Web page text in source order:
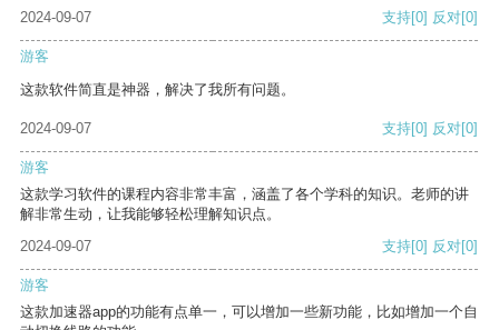
2024-09-07 支持[0] 反对[0]
游客
这款软件简直是神器，解决了我所有问题。
2024-09-07 支持[0] 反对[0]
游客
这款学习软件的课程内容非常丰富，涵盖了各个学科的知识。老师的讲
解非常生动，让我能够轻松理解知识点。
2024-09-07
支持[0] 反对[0]
游客
这款加速器app的功能有点单一，可以增加一些新功能，比如增加一个自